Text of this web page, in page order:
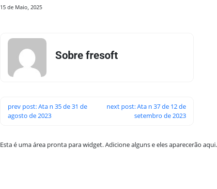
15 de Maio, 2025
Sobre fresoft
prev post: Ata n 35 de 31 de
agosto de 2023
next post: Ata n 37 de 12 de
setembro de 2023
Esta é uma área pronta para widget. Adicione alguns e eles aparecerão aqui.